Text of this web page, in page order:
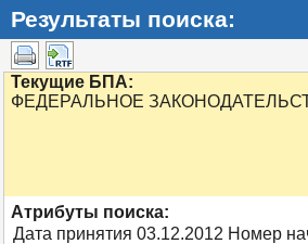
Результаты поиска:
Текущие БПА:
ФЕДЕРАЛЬНОЕ
Атрибуты поиска:
Дата принятия 03.12.2012 Номер